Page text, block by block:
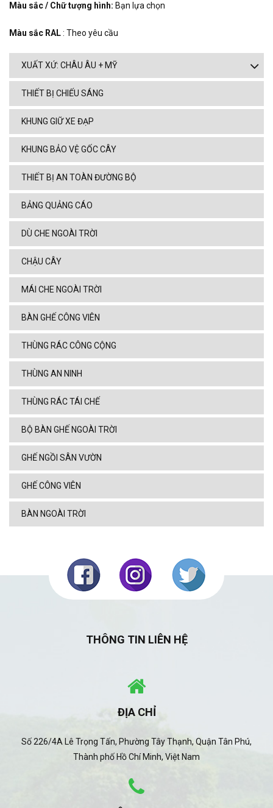
Màu sắc / Chữ tượng hình: Bạn lựa chọn
Màu sắc RAL: Theo yêu cầu
XUẤT XỨ: CHÂU ÂU + MỸ
THIẾT BỊ CHIẾU SÁNG
KHUNG GIỮ XE ĐẠP
KHUNG BẢO VỆ GỐC CÂY
THIẾT BỊ AN TOÀN ĐƯỜNG BỘ
BẢNG QUẢNG CÁO
DÙ CHE NGOÀI TRỜI
CHẬU CÂY
MÁI CHE NGOÀI TRỜI
BÀN GHẾ CÔNG VIÊN
THÙNG RÁC CÔNG CỘNG
THÙNG AN NINH
THÙNG RÁC TÁI CHẾ
BỘ BÀN GHẾ NGOÀI TRỜI
GHẾ NGỒI SÂN VƯỜN
GHẾ CÔNG VIÊN
BÀN NGOÀI TRỜI
THÔNG TIN LIÊN HỆ
ĐỊA CHỈ
Số 226/4A Lê Trọng Tấn, Phường Tây Thạnh, Quận Tân Phú,
Thành phố Hồ Chí Minh, Việt Nam